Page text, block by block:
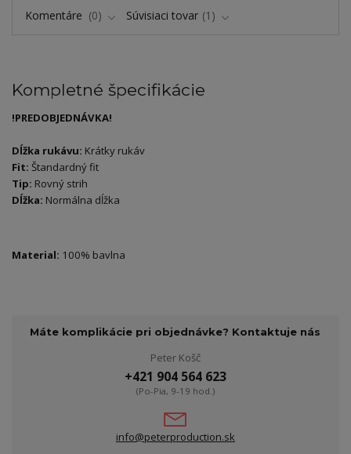
Komentáre
0 Súvisiaci tovar 1
Kompletné špecifikácie
!PREDOBJEDNÁVKA!
Dĺžka rukávu: Krátky rukáv
Fit: Štandardný fit
Tip: Rovný strih
Dĺžka: Normálna dĺžka
Material: 100% bavlna
Máte komplikácie pri objednávke? Kontaktuje nás
Peter Košč
+421 904 564 623
(Po-Pia, 9-19 hod.)
info@peterproduction.sk